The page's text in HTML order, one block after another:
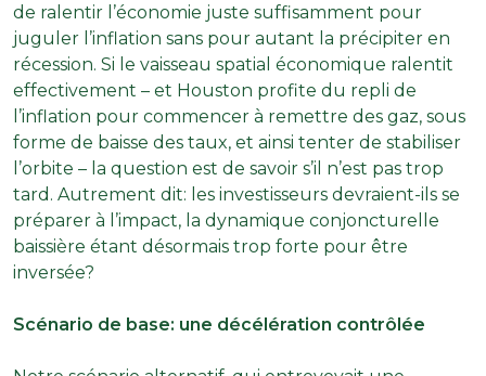
de ralentir l’économie juste suffisamment pour
juguler l’inflation sans pour autant la précipiter en
récession. Si le vaisseau spatial économique ralentit
effectivement – et Houston profite du repli de
l’inflation pour commencer à remettre des gaz, sous
forme de baisse des taux, et ainsi tenter de stabiliser
l’orbite – la question est de savoir s’il n’est pas trop
tard. Autrement dit: les investisseurs devraient-ils se
préparer à l’impact, la dynamique conjoncturelle
baissière étant désormais trop forte pour être
inversée?
Scénario de base: une décélération contrôlée